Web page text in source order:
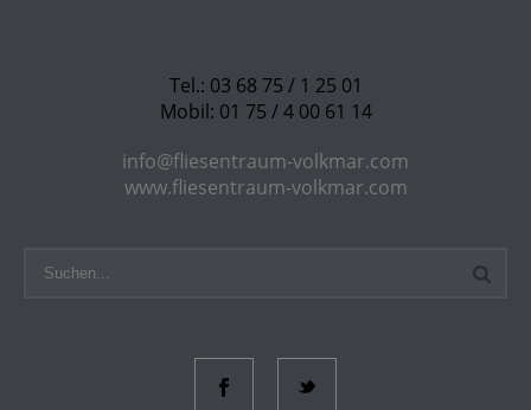
Tel.: 03 68 75 / 1 25 01
Mobil: 01 75 / 4 00 61 14
info@fliesentraum-volkmar.com
www.fliesentraum-volkmar.com